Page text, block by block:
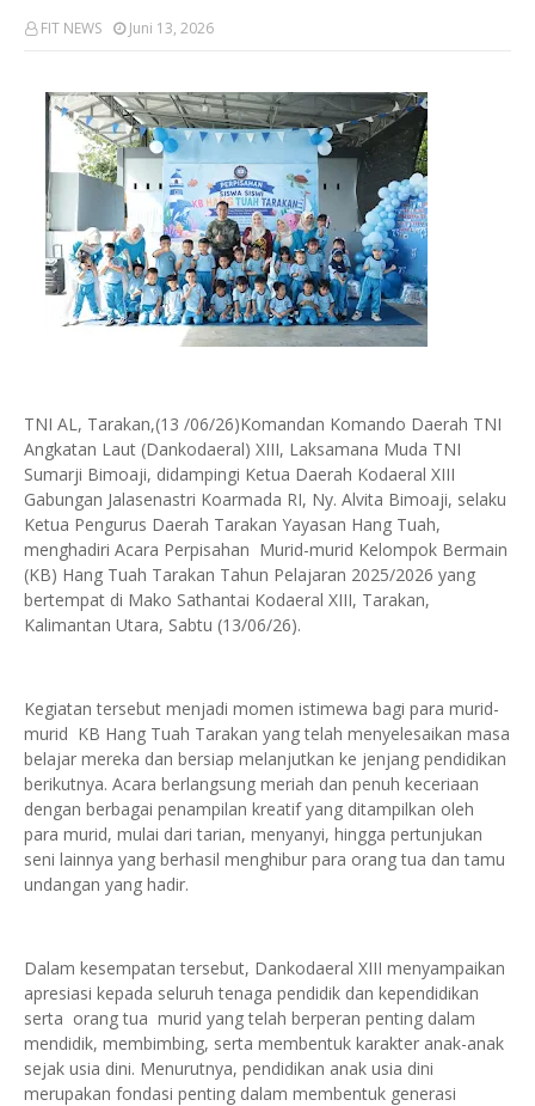
FIT NEWS Juni 13, 2026
TNI AL, Tarakan,(13 /06/26)Komandan Komando Daerah TNI
Angkatan Laut (Dankodaeral) XIII, Laksamana Muda TNI
Sumarji Bimoaji, didampingi Ketua Daerah Kodaeral XIII
Gabungan Jalasenastri Koarmada RI, Ny. Alvita Bimoaji, selaku
Ketua Pengurus Daerah Tarakan Yayasan Hang Tuah,
menghadiri Acara Perpisahan Murid-murid Kelompok Bermain
(KB) Hang Tuah Tarakan Tahun Pelajaran 2025/2026 yang
bertempat di Mako Sathantai Kodaeral XIII, Tarakan,
Kalimantan Utara, Sabtu (13/06/26).
Kegiatan tersebut menjadi momen istimewa bagi para murid-
murid KB Hang Tuah Tarakan yang telah menyelesaikan masa
belajar mereka dan bersiap melanjutkan ke jenjang pendidikan
berikutnya. Acara berlangsung meriah dan penuh keceriaan
dengan berbagai penampilan kreatif yang ditampilkan oleh
para murid, mulai dari tarian, menyanyi, hingga pertunjukan
seni lainnya yang berhasil menghibur para orang tua dan tamu
undangan yang hadir.
Dalam kesempatan tersebut, Dankodaeral XIII menyampaikan
apresiasi kepada seluruh tenaga pendidik dan kependidikan
serta orang tua murid yang telah berperan penting dalam
mendidik, membimbing, serta membentuk karakter anak-anak
sejak usia dini. Menurutnya, pendidikan anak usia dini
merupakan fondasi penting dalam membentuk generasi